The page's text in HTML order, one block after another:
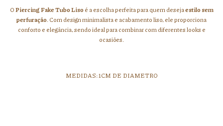
OPiercing Fake Tubo Liso é a escolha perfeita para quem desejaestilo sem
perfuração. Com design minimalista e acabamento liso, ele proporciona
conforto e elegância, sendo ideal para combinar com diferentes looks e
ocasiões.
MEDIDAS: 1CM DE DIAMETRO